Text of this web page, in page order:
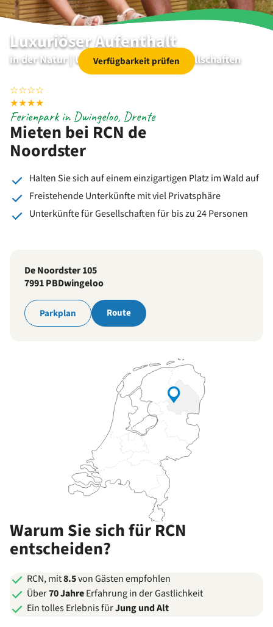
Luxuriöser Aufenthalt
in der Natur | Unterkünfte für alle Gesellschaften
Verfügbarkeit prüfen
☆☆☆☆
★★★★
Mieten bei RCN de
Noordster
Ferienpark in Dwingeloo, Drente
Halten Sie sich auf einem einzigartigen Platz im Wald auf
Freistehende Unterkünfte mit viel Privatsphäre
Unterkünfte für Gesellschaften für bis zu 24 Personen
De Noordster 105
7991 PBDwingeloo
Parkplan Route
Warum Sie sich für RCN
entscheiden?
RCN, mit8.5von Gästen empfohlen
Über70 JahreErfahrung in der Gastlichkeit
Ein tolles Erlebnis fürJung und Alt